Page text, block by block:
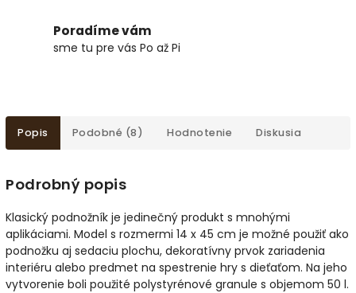
Poradíme vám
sme tu pre vás Po až Pi
Popis Podobné (8) Hodnotenie Diskusia
Podrobný popis
Klasický podnožník je jedinečný produkt s mnohými
aplikáciami. Model s rozmermi 14 x 45 cm je možné použiť ako
podnožku aj sedaciu plochu, dekoratívny prvok zariadenia
interiéru alebo predmet na spestrenie hry s dieťaťom. Na jeho
vytvorenie boli použité polystyrénové granule s objemom 50 l.